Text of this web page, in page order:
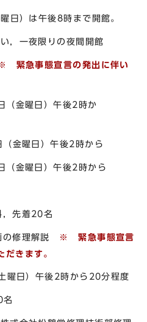
は午後8時まで開館。
一夜限りの夜間開館
緊急事態宣言の発出に伴い
曜日）午後2時か
曜日）午後2時から
曜日）午後2時から
先着20名
の修理解説
※ 緊急事態宣言
だきます。
）午後2時から20分程度